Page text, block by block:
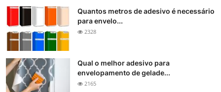
Quantos metros de adesivo é necessário
para envelo...
2328
Qual o melhor adesivo para
envelopamento de gelade...
2165